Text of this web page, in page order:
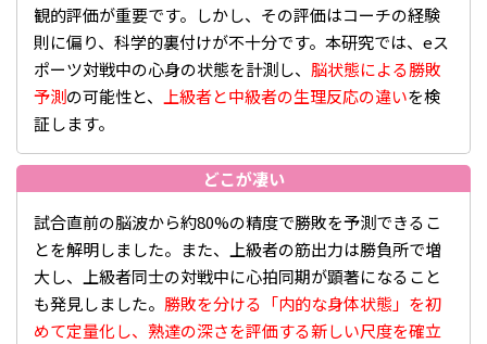
観的評価が重要です。しかし、その評価はコーチの経験
則に偏り、科学的裏付けが不十分です。本研究では、eス
ポーツ対戦中の心身の状態を計測し、 脳状態による勝敗
予測の可能性と、 上級者と中級者の生理反応の違いを検
証します。
どこが凄い
試合直前の脳波から約80%の精度で勝敗を予測できるこ
とを解明しました。また、上級者の筋出力は勝負所で増
大し、上級者同士の対戦中に心拍同期が顕著になること
も発見しました。 勝敗を分ける「内的な身体状態」を初
めて定量化し、熟達の深さを評価する新しい尺度を確立